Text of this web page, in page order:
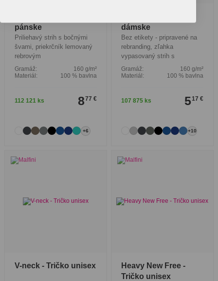
pánske
Priliehavý strih s bočnými
švami, priekrčník lemovaný
rebrovým
Gramáž:
160 g/m²
Materiál:
100 % bavlna
112 121 ks 8 77 €
+6
dámske
Bez etikety - pripravené na
rebranding, zľahka
vypasovaný strih s
Gramáž:
160 g/m²
Materiál:
100 % bavlna
107 875 ks 5 17 €
+10
V-neck - Tričko unisex
Heavy New Free -
Tričko unisex